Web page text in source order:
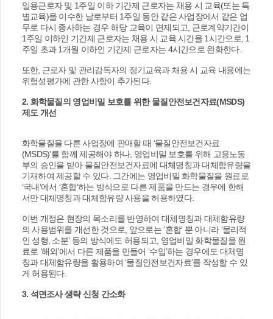
일용근로자 및 1주일 이하 기간제 근로자는 채용 시 교육(또는 특
별교육)을 이수한 날로부터 1주일 동안 같은 사업장에서 같은 업
무로 다시 종사하는 경우 해당 교육이 면제되고, 근로계약기간이
1주일 이하인 기간제 근로자는 채용 시 교육 시간을 1시간으로, 1
주일 초과 1개월 이하인 기간제 근로자는 4시간으로 완화한다.
또한, 근로자 및 관리감독자의 정기교육과 채용 시 교육 내용에는
위험성평가에 관한 사항이 추가된다.
2. 화학물질의 영업비밀 보호를 위한 물질안전보건자료(MSDS)
제도 개선
화학물질을 다른 사업장에 판매할 때 ‘물질안전보건자료
(MSDS)’를 함께 제공해야 하나, 영업비밀 보호를 위해 고용노동
부의 승인을 받아 물질안전보건자료에 대체명칭과 대체함유량을
기재하여 제공할 수 있다. 그간에는 영업비밀 화학물질을 원료로
‘국내’에서 ‘혼합’하는 방식으로 다른 제품을 만드는 경우에 한해
서만 대체명칭과 대체함유량 사용을 허용하였다.
이번 개정은 현장의 목소리를 반영하여 대체명칭과 대체함유량
의 사용범위를 개선한 것으로, 앞으로는 ‘혼합’ 뿐 아니라 ‘물리적
인 성형, 소분’ 등의 방식에도 허용되고, 영업비밀 화학물질을 원
료로 ‘해외’에서 다른 제품을 만들어 ‘수입’하는 경우에도 대체명
칭과 대체함유량을 활용하여 ‘물질안전보건자료’를 작성할 수 있
게 허용된다.
3. 석면조사 생략 신청 간소화